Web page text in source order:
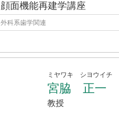
顔面機能再建学講座
外科系歯学関連
ミヤワキ シヨウイチ
宮脇 正一
教授